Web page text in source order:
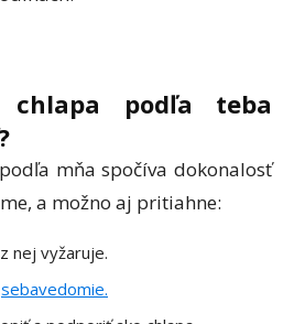
chlapa podľa teba
mňa spočíva dokonalosť
a možno aj pritiahne:
nej vyžaruje.
sebavedomie.